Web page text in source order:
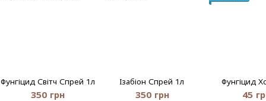
Фунгіцид Світч Спрей 1л
350 грн
Ізабіон Спрей 1л
350 грн
Фунгіцид
45